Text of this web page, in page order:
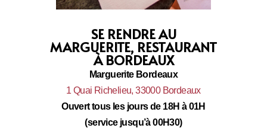
SE RENDRE AU
MARGUERITE, RESTAURANT
À BORDEAUX
Marguerite Bordeaux
1 Quai Richelieu, 33000 Bordeaux
Ouvert tous les jours de 18H à 01H
(service jusqu’à 00H30)